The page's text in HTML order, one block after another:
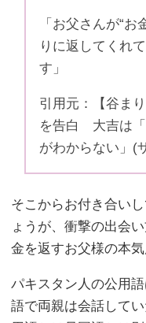
「お父さんが“
りに返してくれ
す」
引用元：【谷ま
を告白 大吉は「
がわからない」(
そこからお付き合い
ょうが、衝撃の出会
金を返すお父様の本気
パキスタン人の公用
語で両親は会話して